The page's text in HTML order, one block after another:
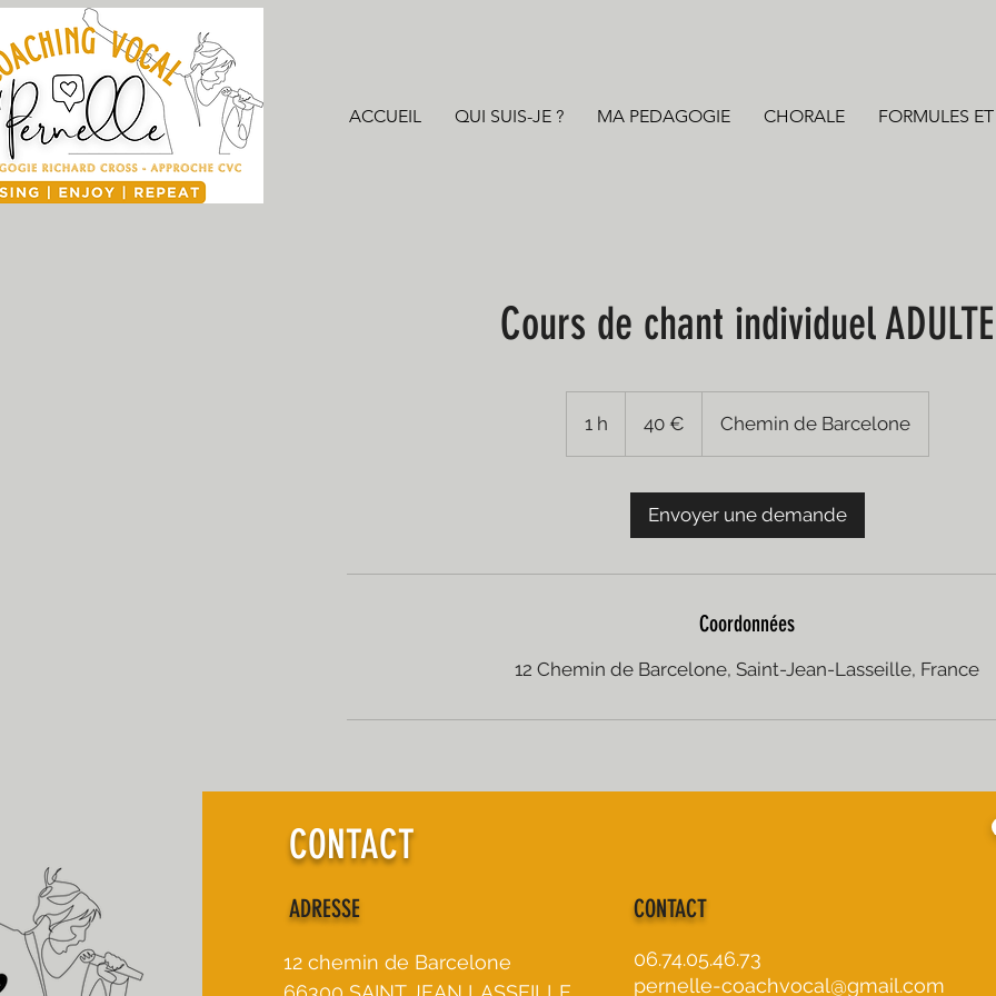
ACCUEIL QUI SUIS-JE ? MA PEDAGOGIE CHORALE FORMULES
Cours de chant individuel ADULTE
1 h 40 € Chemin de Barcelone
Envoyer une demande
Coordonnées
12 Chemin de Barcelone, Saint-Jean-Lasseille, France
CONTACT
ADRESSE
12 chemin de Barcelone
CONTACT
06.74.05.46.73
pernelle-coachvocal@gmail.com